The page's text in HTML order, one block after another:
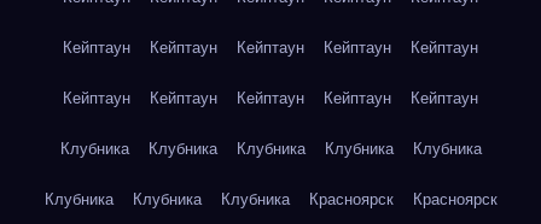
Кейптаун Кейптаун Кейптаун Кейптаун Кейптаун
Кейптаун Кейптаун Кейптаун Кейптаун Кейптаун
Клубника Клубника Клубника Клубника Клубника
Клубника Клубника Клубника Красноярск Красноярск